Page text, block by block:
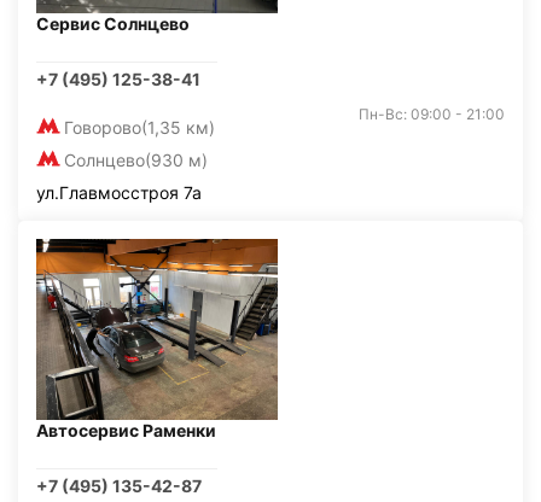
Сервис Солнцево
+7 (495) 125-38-41
Говорово(1,35 км)
Солнцево(930 м)
Пн-Вс: 09:00 - 21:00
ул.Главмосстроя 7а
Автосервис Раменки
+7 (495) 135-42-87